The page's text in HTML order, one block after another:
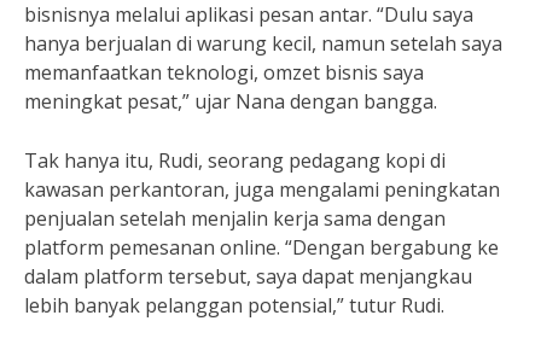
bisnisnya melalui aplikasi pesan antar. “Dulu saya
hanya berjualan di warung kecil, namun setelah saya
memanfaatkan teknologi, omzet bisnis saya
meningkat pesat,” ujar Nana dengan bangga.
Tak hanya itu, Rudi, seorang pedagang kopi di
kawasan perkantoran, juga mengalami peningkatan
penjualan setelah menjalin kerja sama dengan
platform pemesanan online. “Dengan bergabung ke
dalam platform tersebut, saya dapat menjangkau
lebih banyak pelanggan potensial,” tutur Rudi.